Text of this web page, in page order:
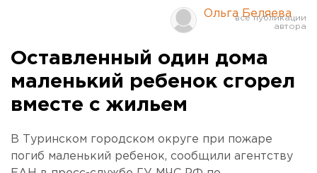
Ольга Беляева
Оставленный один дома
маленький ребенок сгорел
вместе с жильем
В Туринском городском округе при пожаре
погиб маленький ребенок, сообщили агентству